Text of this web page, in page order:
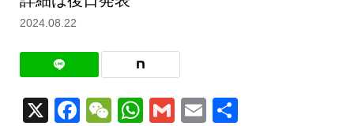
2024.08.22
X Facebook
WeChat
WhatsApp
GmailEmail